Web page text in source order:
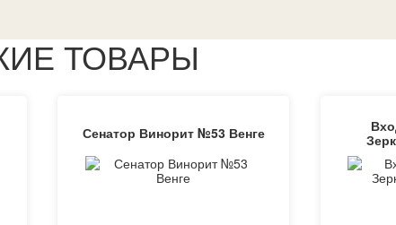
ТОВАРЫ
Сенатор Винорит №53 Венге